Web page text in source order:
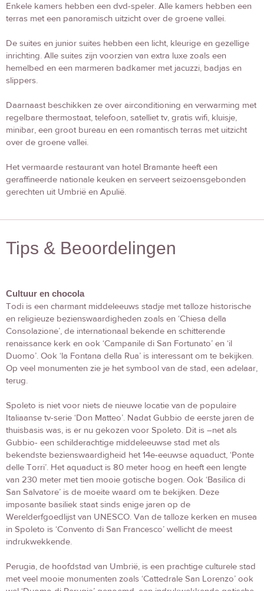
Enkele kamers hebben een dvd-speler. Alle kamers hebben een
terras met een panoramisch uitzicht over de groene vallei.
De suites en junior suites hebben een licht, kleurige en gezellige
inrichting. Alle suites zijn voorzien van extra luxe zoals een
hemelbed en een marmeren badkamer met jacuzzi, badjas en
slippers.
Daarnaast beschikken ze over airconditioning en verwarming met
regelbare thermostaat, telefoon, satelliet tv, gratis wifi, kluisje,
minibar, een groot bureau en een romantisch terras met uitzicht
over de groene vallei.
Het vermaarde restaurant van hotel Bramante heeft een
geraffineerde nationale keuken en serveert seizoensgebonden
gerechten uit Umbrië en Apulië.
Tips & Beoordelingen
Cultuur en chocola
Todi is een charmant middeleeuws stadje met talloze historische
en religieuze bezienswaardigheden zoals en ‘Chiesa della
Consolazione’, de internationaal bekende en schitterende
renaissance kerk en ook ‘Campanile di San Fortunato’ en ‘il
Duomo’. Ook ‘la Fontana della Rua’ is interessant om te bekijken.
Op veel monumenten zie je het symbool van de stad, een adelaar,
terug.
Spoleto is niet voor niets de nieuwe locatie van de populaire
Italiaanse tv-serie ‘Don Matteo’. Nadat Gubbio de eerste jaren de
thuisbasis was, is er nu gekozen voor Spoleto. Dit is –net als
Gubbio- een schilderachtige middeleeuwse stad met als
bekendste bezienswaardigheid het 14e-eeuwse aquaduct, ‘Ponte
delle Torri’. Het aquaduct is 80 meter hoog en heeft een lengte
van 230 meter met tien mooie gotische bogen. Ook ‘Basilica di
San Salvatore’ is de moeite waard om te bekijken. Deze
imposante basiliek staat sinds enige jaren op de
Werelderfgoedlijst van UNESCO. Van de talloze kerken en musea
in Spoleto is ‘Convento di San Francesco’ wellicht de meest
indrukwekkende.
Perugia, de hoofdstad van Umbrië, is een prachtige culturele stad
met veel mooie monumenten zoals ‘Cattedrale San Lorenzo’ ook